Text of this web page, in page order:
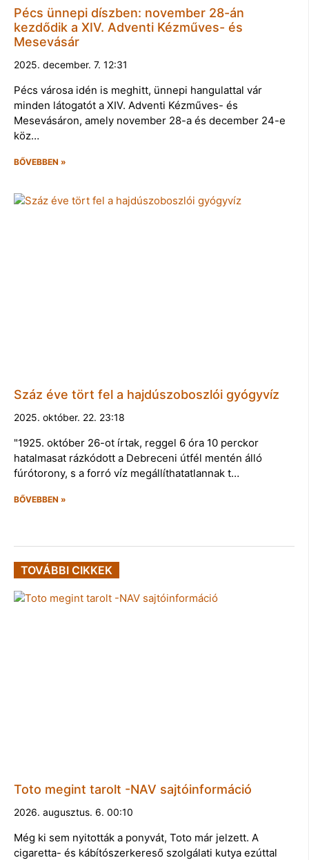
Pécs ünnepi díszben: november 28-án
kezdődik a XIV. Adventi Kézműves- és
Mesevásár
2025. december. 7. 12:31
Pécs városa idén is meghitt, ünnepi hangulattal vár
minden látogatót a XIV. Adventi Kézműves- és
Mesevásáron, amely november 28-a és december 24-e
köz…
BŐVEBBEN »
Száz éve tört fel a hajdúszoboszlói gyógyvíz
2025. október. 22. 23:18
"1925. október 26-ot írtak, reggel 6 óra 10 perckor
hatalmasat rázkódott a Debreceni útfél mentén álló
fúrótorony, s a forró víz megállíthatatlannak t…
BŐVEBBEN »
TOVÁBBI CIKKEK
Toto megint tarolt -NAV sajtóinformáció
2026. augusztus. 6. 00:10
Még ki sem nyitották a ponyvát, Toto már jelzett. A
cigaretta- és kábítószerkereső szolgálati kutya ezúttal